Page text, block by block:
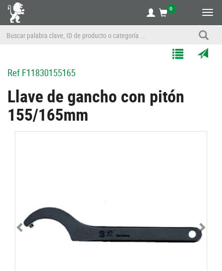
0
Listas
RefF11830155165
Llave de gancho con pitón
155/165mm